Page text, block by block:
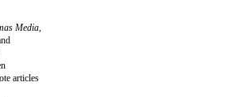
Media,
articles